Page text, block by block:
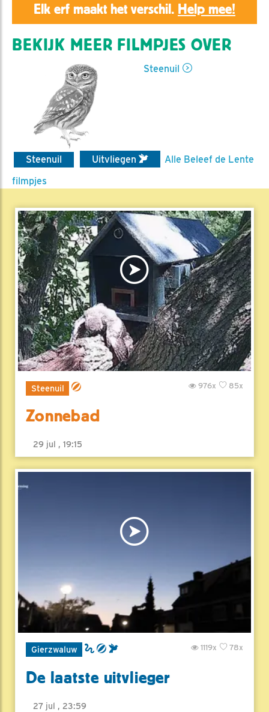
Elk erf maakt het verschil. Help mee!
BEKIJK MEER FILMPJES OVER
Steenuil
Steenuil Uitvliegen
Alle Beleef de Lente
filmpjes
Steenuil 85x
976x
Zonnebad
29 jul , 19:15
Gierzwaluw 78x
1119x
De laatste uitvlieger
27 jul , 23:59